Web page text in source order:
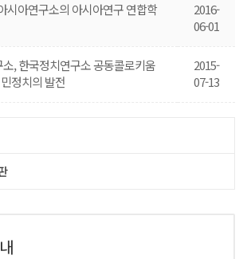
시아연구소의 아시아연구 연합학
2016-
06-01
, 한국정치연구소 공동콜로키움
정치의 발전
2015-
07-13